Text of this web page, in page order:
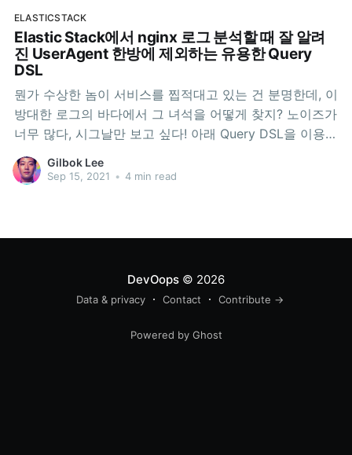
ELASTICSTACK
Elastic Stack에서 nginx 로그 분석할 때 잘 알려
진 UserAgent 한방에 제외하는 유용한 Query
DSL
뭔가 수상한 놈이 서비스를 찝적대고 있는 건 분명한데, 이
방대한 로그의 바다에서 그 녀석을 어떻게 찾지? 노이즈가
너무 많다, 시그날만 보고 싶다! 아래 Query DSL을 이용하
여 Kibana Filter를 생성해 보십시오. Exclude Well-
known Web Browsers { "query": { "bool": { "should": [ {
Gilbok Lee
Sep 15, 2021 • 4 min read
DevOops© 2026
Data & privacy Contact Contribute →
Powered by Ghost